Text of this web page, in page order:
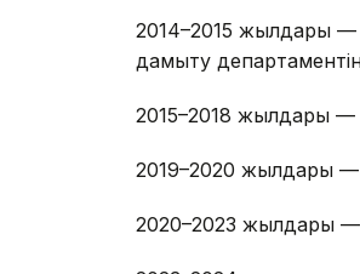
2014–2015 жылдары —
дамыту
2015–2018 жылдары —
2019–2020 жылдары —
2020–2023 жылдары —